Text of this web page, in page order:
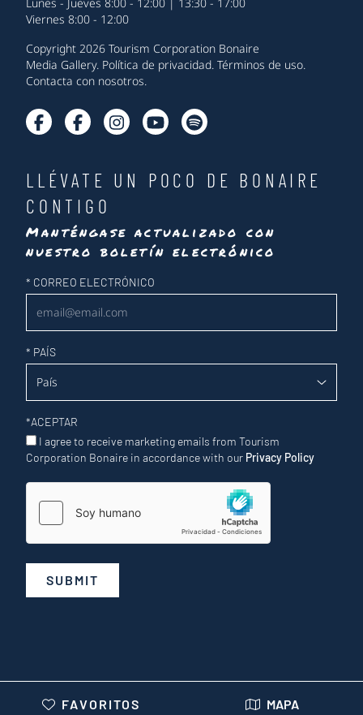
Viernes 8:00 - 12:00
Copyright 2026 Tourism Corporation Bonaire
Media Gallery. Política de privacidad. Términos de uso.
Contacta con nosotros.
LLÉVATE UN POCO DE BONAIRE
CONTIGO
Manténgase actualizado con
nuestro boletín electrónico
Newsletter
* CORREO ELECTRÓNICO
* PAÍS
*ACEPTAR
I agree to receive marketing emails from Tourism
Corporation Bonaire in accordance with our Privacy Policy
SUBMIT
FAVORITOS MAPA